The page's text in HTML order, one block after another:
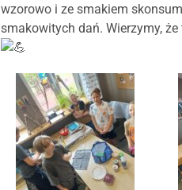
wzorowo i ze smakiem
smakowitych dań. Wierzymy,